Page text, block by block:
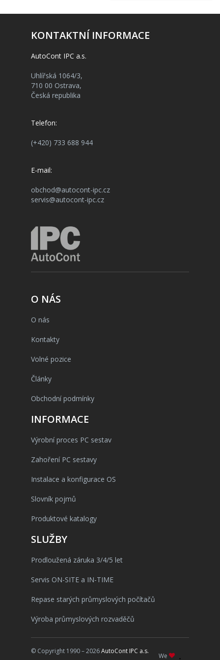
KONTAKTNÍ INFORMACE
AutoCont IPC a.s.
Uhlířská 1064/3,
710 00 Ostrava,
Česká republika
Telefon:
(+420) 733 688 944
E-mail:
obchod@autocont-ipc.cz
servis@autocont-ipc.cz
O NÁS
O nás
Kontakty
Volné pozice
Články
Obchodní podmínky
INFORMACE
Výrobní proces PC sestav
Zahoření PC sestavy
Instalace a konfigurace OS
Slovník pojmů
Produktové katalogy
SLUŽBY
Prodloužená záruka 3/4/5 let
Servis ON-SITE a IN-TIME
Repase starých průmyslových počítačů
Výroba průmyslových rozvaděčů
© Copyright 1990 – 2026AutoCont IPC a.s.
We